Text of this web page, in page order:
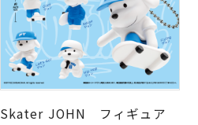
Skater JOHN フィギュア